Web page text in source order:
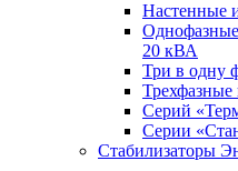
Настенные
20 кВА
Три в одну
Серий
Серии
Стабилизаторы